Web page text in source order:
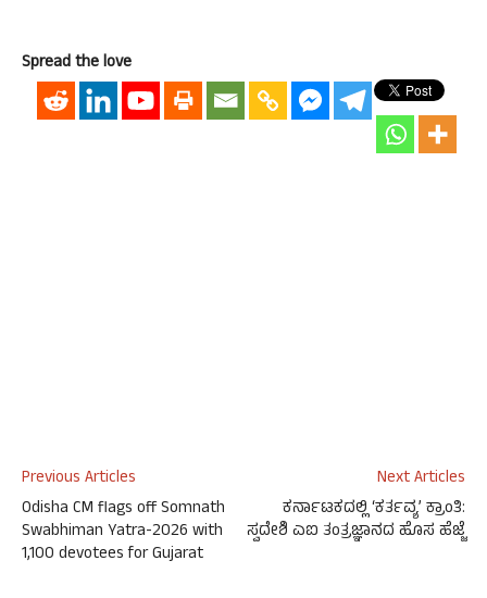
Spread the love
Previous Articles
Odisha CM flags off Somnath
Swabhiman Yatra-2026 with
1,100 devotees for Gujarat
Next Articles
ಕರ್ನಾಟಕದಲ್ಲಿ ‘ಕರ್ತವ್ಯ’ ಕ್ರಾಂತಿ:
ಸ್ವದೇಶಿ ಎಐ ತಂತ್ರಜ್ಞಾನದ ಹೊಸ ಹೆಜ್ಜೆ